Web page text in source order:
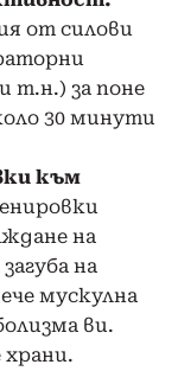
от силови
т.н.) за поне
30 минути
към
на
на
мускулна
ви.